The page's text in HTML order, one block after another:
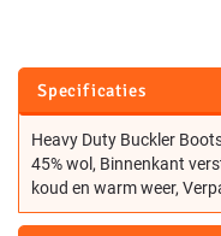
Specificaties
Heavy Duty Buckler
45% wol, Binnenkant
koud en warm weer,